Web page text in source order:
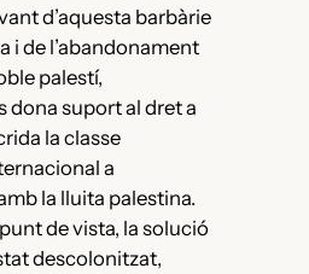
d’aquesta barbàrie
i de l’abandonament
palestí,
dona suport al dret a
la classe
a
la lluita palestina.
de vista, la solució
descolonitzat,